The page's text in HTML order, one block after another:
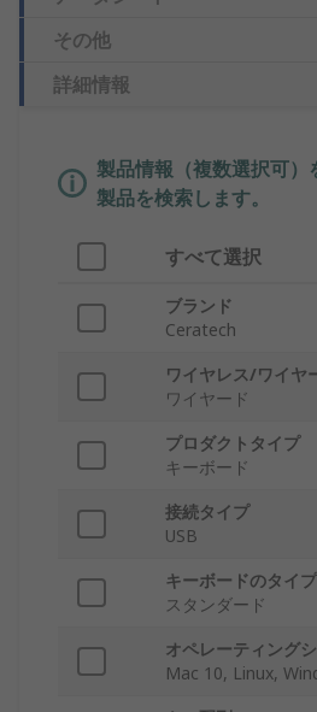
その他
詳細情報
製品情報（複数選択可）
製品を検索します。
すべて選択
ブランド
Ceratech
ワイヤレス/ワイヤ
ワイヤード
プロダクトタイプ
キーボード
接続タイプ
USB
キーボードのタイプ
スタンダード
オペレーティング
Mac 10, Linux,